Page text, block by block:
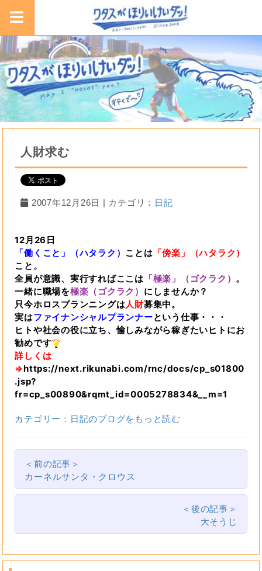
人財求む
2007年12月26日 | カテゴリ： 日記
12月26日
「働くこと」（ハタラク） ことは 「傍楽」（ハタラク）
こと。
全員が意識、実行すればここは 「極楽」（ゴクラク） 。
一緒に職場を極楽（ゴクラク） にしませんか？
只今ホロスプランニングは人財募集中。
実はファイナンシャルプランナーという仕事・・・
ヒトや社会の役に立ち、愉しみながら稼ぎたいヒトにお
勧めです
詳しくは
⇒https://next.rikunabi.com/rnc/docs/cp_s01800
.jsp?
fr=cp_s00890&rqmt_id=0005278834&__m=1
カテゴリー：日記のブログをもっと読む
＜前の記事＞
カーネルサンタ・クロウス
＜後の記事＞
大そうじ